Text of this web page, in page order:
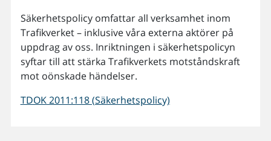
Säkerhetspolicy omfattar all verksamhet inom
Trafikverket – inklusive våra externa aktörer på
uppdrag av oss. Inriktningen i säkerhetspolicyn
syftar till att stärka Trafikverkets motståndskraft
mot oönskade händelser.
TDOK 2011:118 (Säkerhetspolicy)